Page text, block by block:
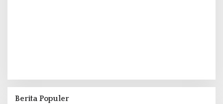
Berita Populer